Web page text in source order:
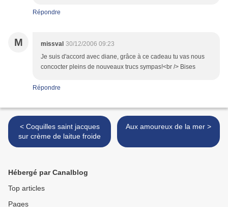
Répondre
M missval 30/12/2006 09:23
Je suis d'accord avec diane, grâce à ce cadeau tu vas nous
concocter pleins de nouveaux trucs sympas!<br /> Bises
Répondre
< Coquilles saint jacques
sur crème de laitue froide
Aux amoureux de la mer >
Hébergé par Canalblog
Top articles
Pages